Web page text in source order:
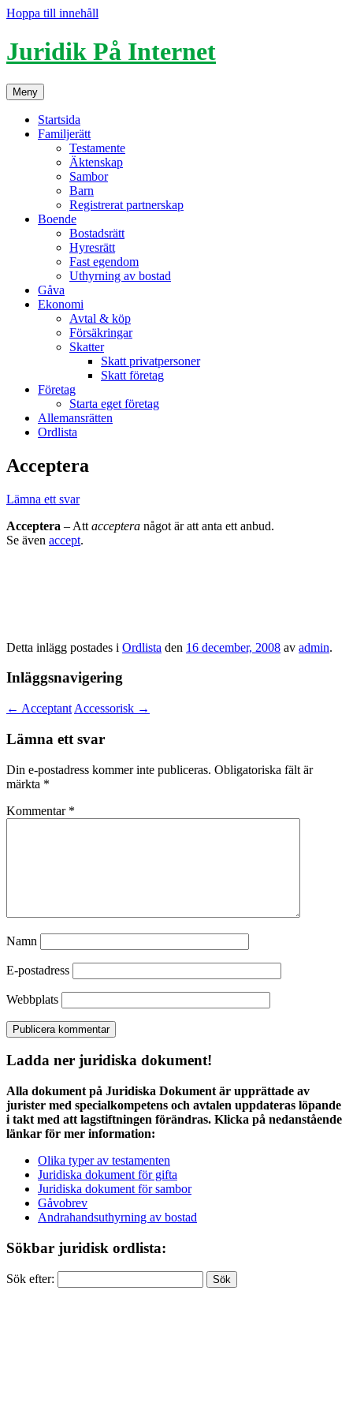
Hoppa till innehåll
Juridik På Internet
Meny
Startsida
Familjerätt
Testamente
Äktenskap
Sambor
Barn
Registrerat partnerskap
Boende
Bostadsrätt
Hyresrätt
Fast egendom
Uthyrning av bostad
Gåva
Ekonomi
Avtal & köp
Försäkringar
Skatter
Skatt privatpersoner
Skatt företag
Företag
Starta eget företag
Allemansrätten
Ordlista
Acceptera
Lämna ett svar
Acceptera – Att acceptera något är att anta ett anbud.
Se även accept.
Detta inlägg postades i Ordlista den 16 december, 2008 av admin.
Inläggsnavigering
← Acceptant Accessorisk →
Lämna ett svar
Din e-postadress kommer inte publiceras. Obligatoriska fält är
märkta *
Kommentar *
Namn
E-postadress
Webbplats
Ladda ner juridiska dokument!
Alla dokument på Juridiska Dokument är upprättade av
jurister med specialkompetens och avtalen uppdateras löpande
i takt med att lagstiftningen förändras. Klicka på nedanstående
länkar för mer information:
Olika typer av testamenten
Juridiska dokument för gifta
Juridiska dokument för sambor
Gåvobrev
Andrahandsuthyrning av bostad
Sökbar juridisk ordlista:
Sök efter: